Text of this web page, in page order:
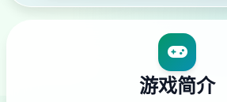
游戏简介